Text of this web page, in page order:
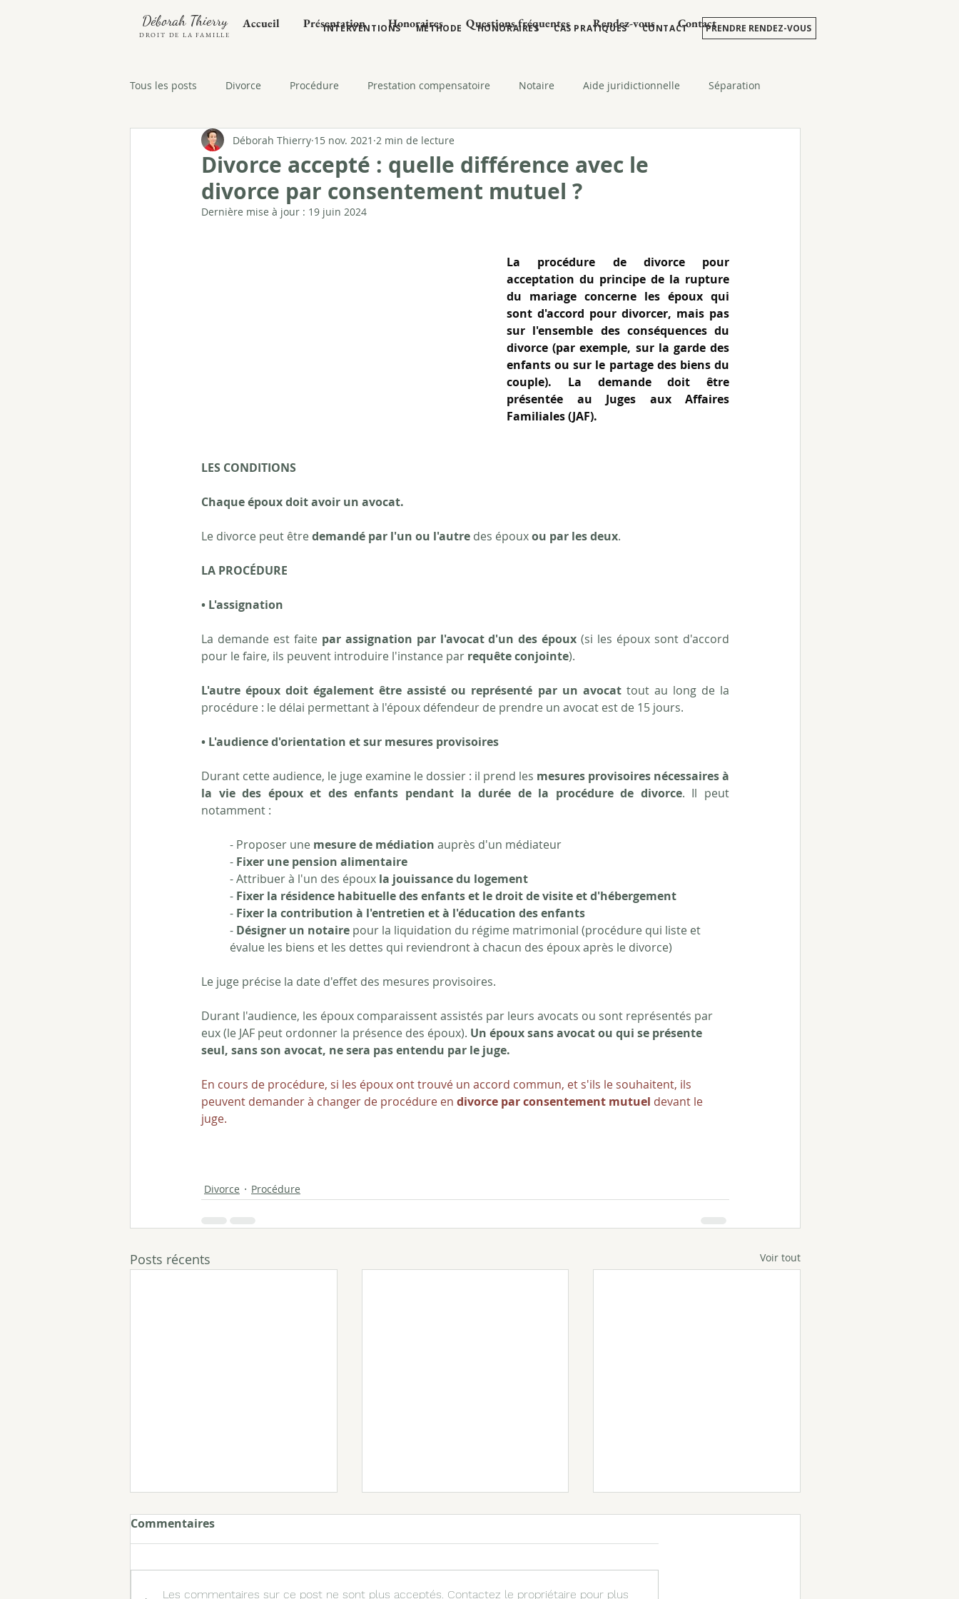
Déborah Thierry
DROIT DE LA FAMILLE
INTERVENTIONS MÉTHODE HONORAIRES CAS PRATIQUES CONTACT PRENDRE RENDEZ-VOUS
Accueil Présentation Honoraires Questions fréquentes Rendez-vous Contact
Tous les posts Divorce Procédure Prestation compensatoire Notaire Aide juridictionnelle Séparation
Pension alimentaire Recouvrement Déménagement
Autorité parentale Résidence des enfants
Divorce accepté : quelle différence avec le
divorce par consentement mutuel ?
Déborah Thierry 15 nov. 2021 2 min de lecture
Dernière mise à jour : 19 juin 2024
La procédure de divorce pour
acceptation du principe de la rupture
du mariage concerne les époux qui
sont d'accord pour divorcer, mais pas
sur l'ensemble des conséquences du
divorce (par exemple, sur la garde des
enfants ou sur le partage des biens du
couple). La demande doit être
présentée au Juges aux Affaires
Familiales (JAF).
LES CONDITIONS
Chaque époux doit avoir un avocat.
Le divorce peut être demandé par l'un ou l'autre des époux ou par les deux.
LA PROCÉDURE
• L'assignation
La demande est faite par assignation par l'avocat d'un des époux (si les époux sont d'accord
pour le faire, ils peuvent introduire l'instance par requête conjointe).
L'autre époux doit également être assisté ou représenté par un avocat tout au long de la
procédure : le délai permettant à l'époux défendeur de prendre un avocat est de 15 jours.
• L'audience d'orientation et sur mesures provisoires
Durant cette audience, le juge examine le dossier : il prend les mesures provisoires nécessaires à
la vie des époux et des enfants pendant la durée de la procédure de divorce. Il peut
notamment :
- Proposer une mesure de médiation auprès d'un médiateur
- Fixer une pension alimentaire
- Attribuer à l'un des époux la jouissance du logement
- Fixer la résidence habituelle des enfants et le droit de visite et d'hébergement
- Fixer la contribution à l'entretien et à l'éducation des enfants
- Désigner un notaire pour la liquidation du régime matrimonial (procédure qui liste et
évalue les biens et les dettes qui reviendront à chacun des époux après le divorce)
Le juge précise la date d'effet des mesures provisoires.
Durant l'audience, les époux comparaissent assistés par leurs avocats ou sont représentés par
eux (le JAF peut ordonner la présence des époux). Un époux sans avocat ou qui se présente
seul, sans son avocat, ne sera pas entendu par le juge.
En cours de procédure, si les époux ont trouvé un accord commun, et s'ils le souhaitent, ils
peuvent demander à changer de procédure en divorce par consentement mutuel devant le
juge.
Divorce Procédure
Posts récents Voir tout
Commentaires
Les commentaires sur ce post ne sont plus acceptés. Contactez le propriétaire pour plus